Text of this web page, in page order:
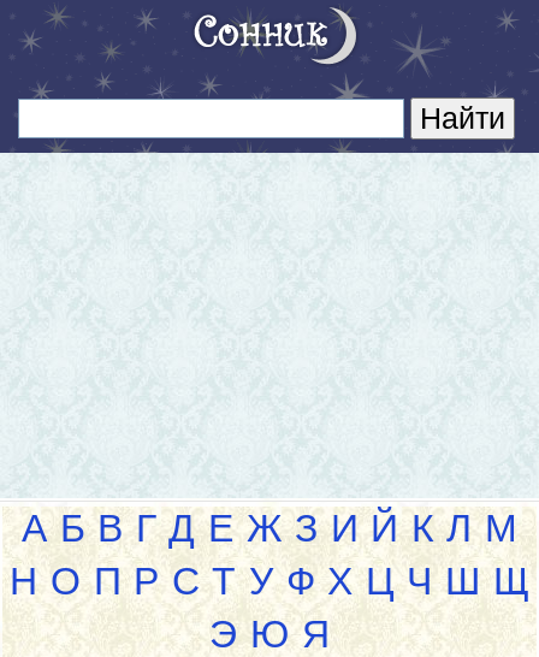
А Б В Г Д Е Ж З И Й К Л М
Н О П Р С Т У Ф Х Ц Ч Ш Щ
Э Ю Я